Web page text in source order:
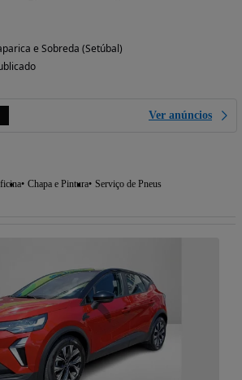
e Sobreda (Setúbal)
Ver anúncios
Chapa e Pintura Serviço de Pneus